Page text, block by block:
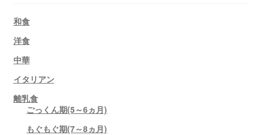
和食
洋食
中華
イタリアン
離乳食
ごっくん期(5～6ヵ月)
もぐもぐ期(7～8ヵ月)